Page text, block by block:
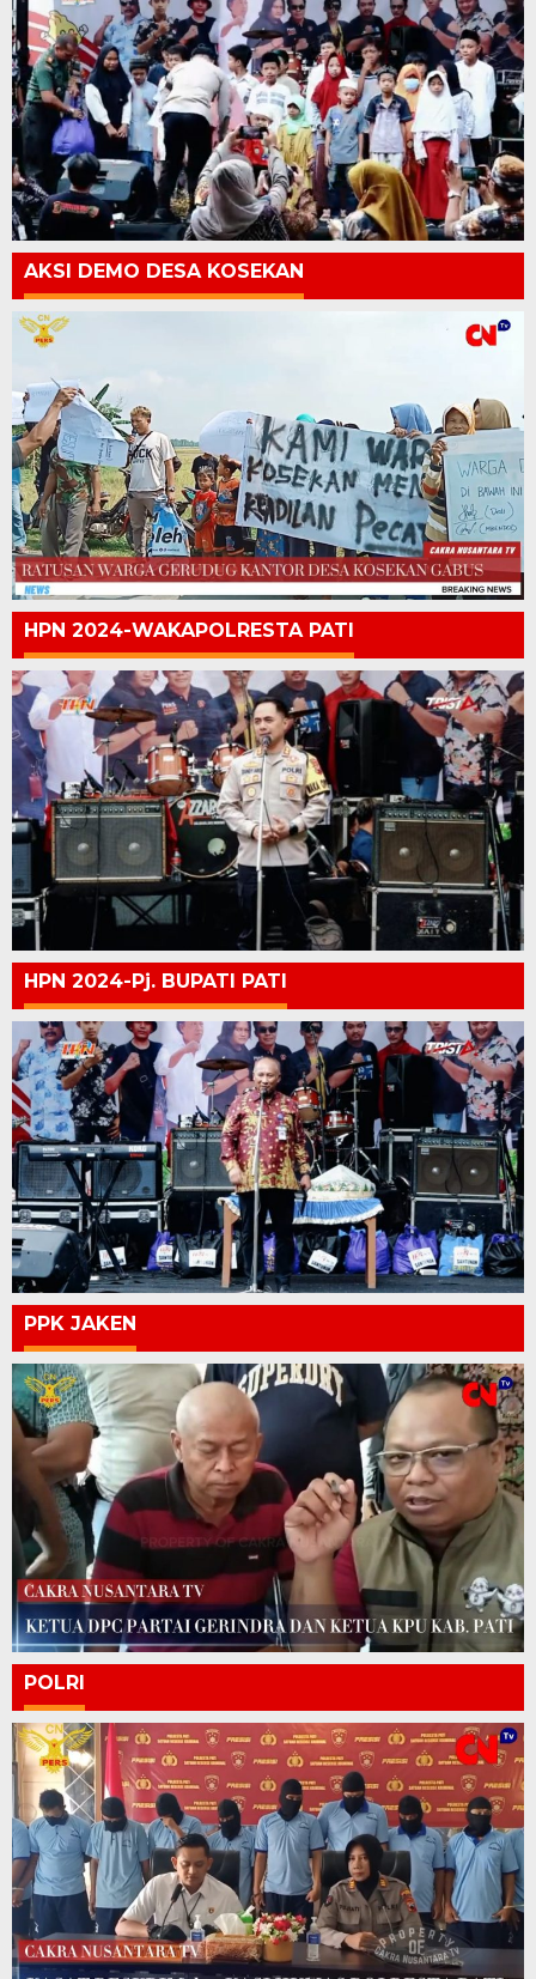
AKSI DEMO DESA KOSEKAN
HPN 2024-WAKAPOLRESTA PATI
HPN 2024-Pj. BUPATI PATI
PPK JAKEN
POLRI